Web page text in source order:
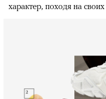
характер, походя на